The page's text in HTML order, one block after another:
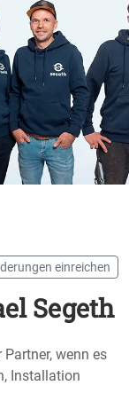
einreichen
Segeth
wenn es
Installation